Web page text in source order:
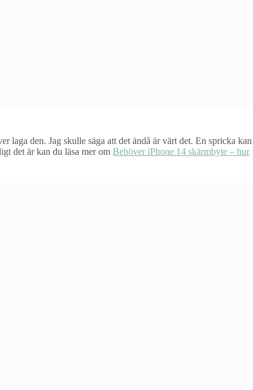
laga den. Jag skulle säga att det ändå är värt det. En spricka kan
det är kan du läsa mer om Behöver iPhone 14 skärmbyte – hur